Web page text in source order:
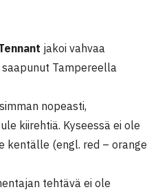
jakoi vahvaa
Tampereella
nopeasti,
kiirehtiä. Kyseessä ei ole
kentälle (engl. red – orange
tehtävä ei ole